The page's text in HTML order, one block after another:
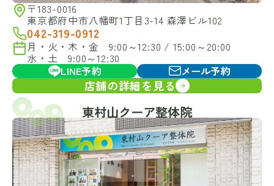
〒183-0016
東京都府中市八幡町1丁目3-14 森澤ビル102
042-319-0912
月・火・木・金 9:00～12:30 / 15:00～20:00
水・土 9:00～12:30
LINE予約
メール予約
店舗の詳細を見る
東村山クーア整体院